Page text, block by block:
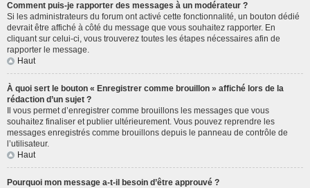
Comment puis-je rapporter des messages à un modérateur ?
Si les administrateurs du forum ont activé cette fonctionnalité, un bouton dédié
devrait être affiché à côté du message que vous souhaitez rapporter. En
cliquant sur celui-ci, vous trouverez toutes les étapes nécessaires afin de
rapporter le message.
Haut
À quoi sert le bouton « Enregistrer comme brouillon » affiché lors de la
rédaction d’un sujet ?
Il vous permet d’enregistrer comme brouillons les messages que vous
souhaitez finaliser et publier ultérieurement. Vous pouvez reprendre les
messages enregistrés comme brouillons depuis le panneau de contrôle de
l’utilisateur.
Haut
Pourquoi mon message a-t-il besoin d’être approuvé ?